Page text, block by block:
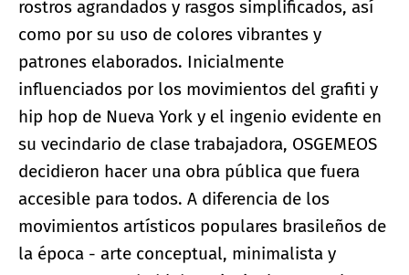
rostros agrandados y rasgos simplificados, así
como por su uso de colores vibrantes y
patrones elaborados. Inicialmente
influenciados por los movimientos del grafiti y
hip hop de Nueva York y el ingenio evidente en
su vecindario de clase trabajadora, OSGEMEOS
decidieron hacer una obra pública que fuera
accesible para todos. A diferencia de los
movimientos artísticos populares brasileños de
la época - arte conceptual, minimalista y